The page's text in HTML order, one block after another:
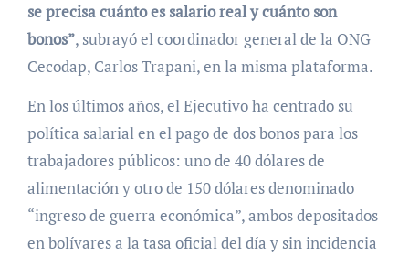
se precisa cuánto es salario real y cuánto son
bonos”, subrayó el coordinador general de la ONG
Cecodap, Carlos Trapani, en la misma plataforma.
En los últimos años, el Ejecutivo ha centrado su
política salarial en el pago de dos bonos para los
trabajadores públicos: uno de 40 dólares de
alimentación y otro de 150 dólares denominado
“ingreso de guerra económica”, ambos depositados
en bolívares a la tasa oficial del día y sin incidencia